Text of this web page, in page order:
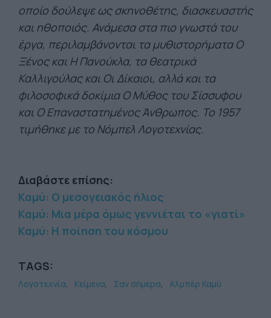
οποίο δούλεψε ως σκηνοθέτης, διασκευαστής
και ηθοποιός. Ανάμεσα στα πιο γνωστά του
έργα, περιλαμβάνονται τα μυθιστορήματα Ο
Ξένος και Η Πανούκλα, τα θεατρικά
Καλλιγούλας και Οι Δίκαιοι, αλλά και τα
φιλοσοφικά δοκίμια Ο Μύθος του Σίσσυφου
και Ο Επαναστατημένος Άνθρωπος. Το 1957
τιμήθηκε με το Νόμπελ Λογοτεχνίας.
Διαβάστε επίσης:
Καμύ: Ο μεσογειακός ήλιος
Καμύ: Μια μέρα όμως γεννιέται το «γιατί»
Καμύ: Η ποίηση του κόσμου
TAGS:
Λογοτεχνία Κείμενα Σαν σήμερα Αλμπέρ Καμύ